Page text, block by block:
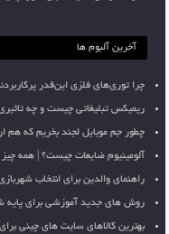
آخرین آلبوم ها
چرا توری‌های فلزی این‌قدر
ریمیکس تبلیغاتی چیست و چه
چطور جم موبایل لجند بخریم که هم
آلومینیوم ضایعات چیست؟ | همه
راهنمای والدین برای انتخاب
روش های جدید آموزشی برای پایه
بهترین کالاهای سایت های چینی